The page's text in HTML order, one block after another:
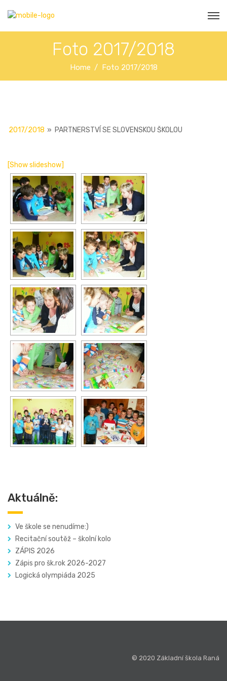
Foto 2017/2018
Home Foto 2017/2018
2017/2018 » PARTNERSTVÍ SE SLOVENSKOU ŠKOLOU
[Show slideshow]
Aktuálně:
Ve škole se nenudíme:)
Recitační soutěž – školní kolo
ZÁPIS 2026
Zápis pro šk.rok 2026-2027
Logická olympiáda 2025
© 2020 Základní škola Raná